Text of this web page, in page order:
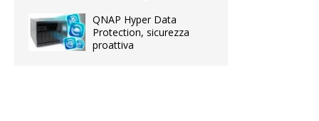
QNAP Hyper Data
Protection, sicurezza
proattiva